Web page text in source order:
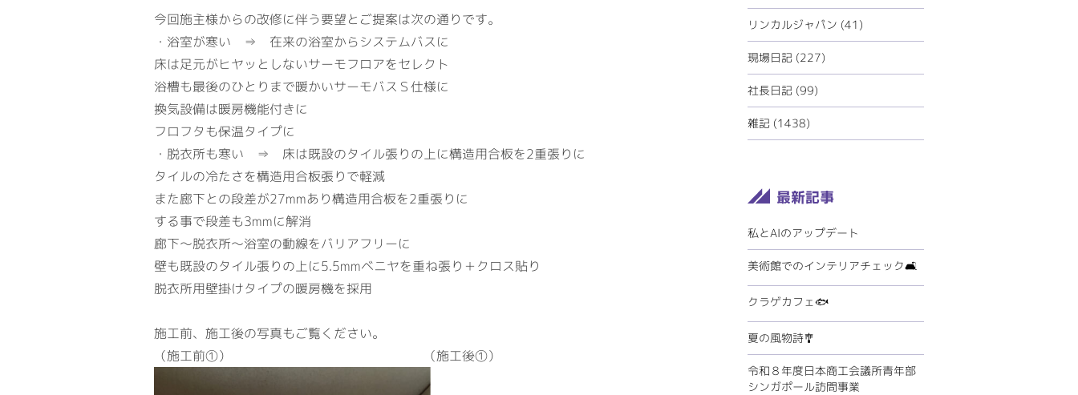
今回施主様からの改修に伴う要望とご提案は次の通りです。
・浴室が寒い ⇒ 在来の浴室からシステムバスに
床は足元がヒヤッとしないサーモフロアをセレクト
浴槽も最後のひとりまで暖かいサーモバスＳ仕様に
換気設備は暖房機能付きに
フロフタも保温タイプに
・脱衣所も寒い ⇒ 床は既設のタイル張りの上に構造用合板を2重張りに
タイルの冷たさを構造用合板張りで軽減
また廊下との段差が27mmあり構造用合板を2重張りに
する事で段差も3mmに解消
廊下～脱衣所～浴室の動線をバリアフリーに
壁も既設のタイル張りの上に5.5mmベニヤを重ね張り＋クロス貼り
脱衣所用壁掛けタイプの暖房機を採用
施工前、施工後の写真もご覧ください。
（施工前①） （施工後①）
リンカルジャパン (41)
現場日記 (227)
社長日記 (99)
雑記 (1438)
私とAIのアップデート
美術館でのインテリアチェック🛋️
クラゲカフェ🐟
夏の風物詩🎐
令和８年度日本商工会議所青年部
シンガポール訪問事業